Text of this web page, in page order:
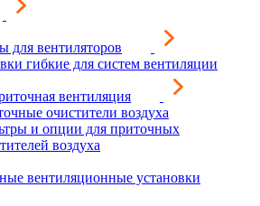
для вентиляторов
гибкие для систем вентиляции
вентиляция
очистители воздуха
и опции для приточных
воздуха
вентиляционные установки